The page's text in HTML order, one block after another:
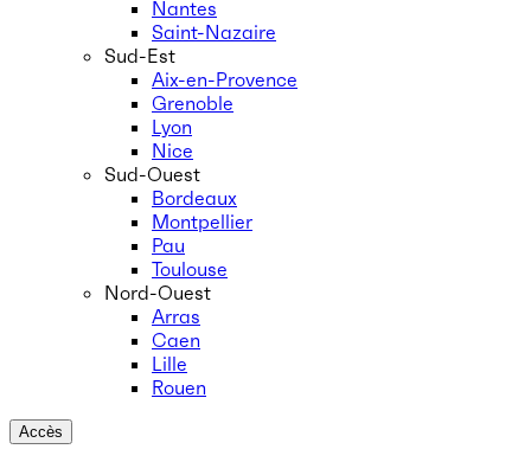
Nantes
Saint-Nazaire
Sud-Est
Aix-en-Provence
Grenoble
Lyon
Nice
Sud-Ouest
Bordeaux
Montpellier
Pau
Toulouse
Nord-Ouest
Arras
Caen
Lille
Rouen
Accès